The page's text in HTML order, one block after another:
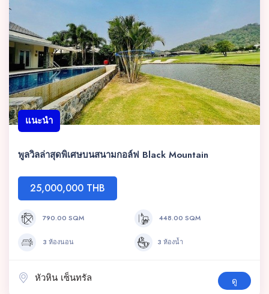
แนะนำ
พูลวิลล่าสุดพิเศษบนสนามกอล์ฟ Black Mountain
25,000,000 THB
790.00 SQM 448.00 SQM
3 ห้องนอน 3 ห้องน้ำ
หัวหิน เซ็นทรัล ดู